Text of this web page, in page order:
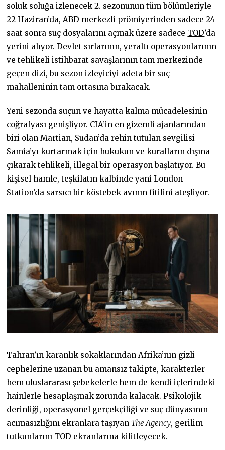
soluk soluğa izlenecek 2. sezonunun tüm bölümleriyle
22 Haziran’da, ABD merkezli prömiyerinden sadece 24
saat sonra suç dosyalarını açmak üzere sadece TOD’da
yerini alıyor. Devlet sırlarının, yeraltı operasyonlarının
ve tehlikeli istihbarat savaşlarının tam merkezinde
geçen dizi, bu sezon izleyiciyi adeta bir suç
mahalleninin tam ortasına bırakacak.
Yeni sezonda suçun ve hayatta kalma mücadelesinin
coğrafyası genişliyor. CIA’in en gizemli ajanlarından
biri olan Martian, Sudan’da rehin tutulan sevgilisi
Samia’yı kurtarmak için hukukun ve kuralların dışına
çıkarak tehlikeli, illegal bir operasyon başlatıyor. Bu
kişisel hamle, teşkilatın kalbinde yani London
Station’da sarsıcı bir köstebek avının fitilini ateşliyor.
Tahran’ın karanlık sokaklarından Afrika’nın gizli
cephelerine uzanan bu amansız takipte, karakterler
hem uluslararası şebekelerle hem de kendi içlerindeki
hainlerle hesaplaşmak zorunda kalacak. Psikolojik
derinliği, operasyonel gerçekçiliği ve suç dünyasının
acımasızlığını ekranlara taşıyan The Agency, gerilim
tutkunlarını TOD ekranlarına kilitleyecek.